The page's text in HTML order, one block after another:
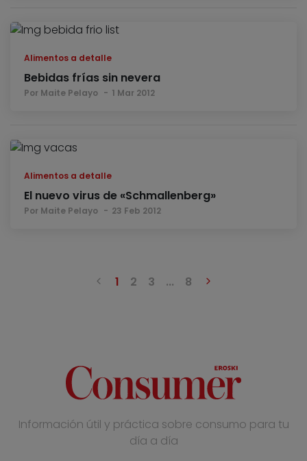
Alimentos a detalle
Bebidas frías sin nevera
Por Maite Pelayo 1 Mar 2012
Alimentos a detalle
El nuevo virus de «Schmallenberg»
Por Maite Pelayo 23 Feb 2012
Anterior
1 2 3 ... 8
Información útil y práctica sobre consumo para tu
día a día